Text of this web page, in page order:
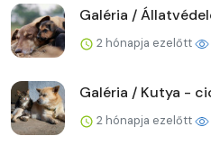
Galéria /
2 hónapja ezelőtt
Galéria / Kutya -
2 hónapja ezelőtt